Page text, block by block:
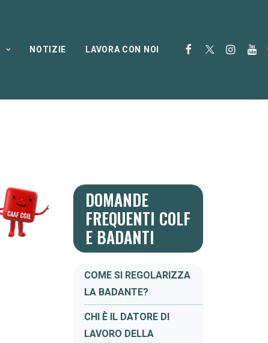
NOTIZIE LAVORA CON NOI
DOMANDE
FREQUENTI COLF
E BADANTI
COME SI REGOLARIZZA
LA BADANTE?
CHI È IL DATORE DI
LAVORO DELLA